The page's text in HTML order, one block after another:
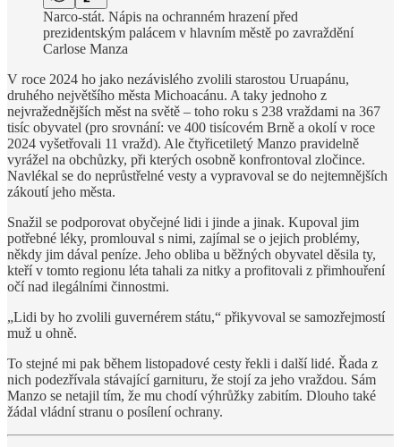
Narco-stát. Nápis na ochranném hrazení před
prezidentským palácem v hlavním městě po zavraždění
Carlose Manza
V roce 2024 ho jako nezávislého zvolili starostou Uruapánu,
druhého největšího města Michoacánu. A taky jednoho z
nejvražednějších měst na světě – toho roku s 238 vraždami na 367
tisíc obyvatel (pro srovnání: ve 400 tisícovém Brně a okolí v roce
2024 vyšetřovali 11 vražd). Ale čtyřicetiletý Manzo pravidelně
vyrážel na obchůzky, při kterých osobně konfrontoval zločince.
Navlékal se do neprůstřelné vesty a vypravoval se do nejtemnějších
zákoutí jeho města.
Snažil se podporovat obyčejné lidi i jinde a jinak. Kupoval jim
potřebné léky, promlouval s nimi, zajímal se o jejich problémy,
někdy jim dával peníze. Jeho obliba u běžných obyvatel děsila ty,
kteří v tomto regionu léta tahali za nitky a profitovali z přimhouření
očí nad ilegálními činnostmi.
„Lidi by ho zvolili guvernérem státu,“ přikyvoval se samozřejmostí
muž u ohně.
To stejné mi pak během listopadové cesty řekli i další lidé. Řada z
nich podezřívala stávající garnituru, že stojí za jeho vraždou. Sám
Manzo se netajil tím, že mu chodí výhrůžky zabitím. Dlouho také
žádal vládní stranu o posílení ochrany.